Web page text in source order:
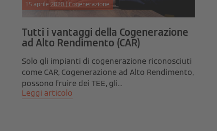
15 aprile 2020 | Cogenerazione
Tutti i vantaggi della Cogenerazione
ad Alto Rendimento (CAR)
Solo gli impianti di cogenerazione riconosciuti
come CAR, Cogenerazione ad Alto Rendimento,
possono fruire dei TEE, gli...
Leggi articolo